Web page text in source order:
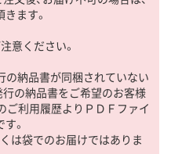
ます。
意ください。
の納品書が同梱されていない
の納品書をご希望のお客様
ご利用履歴よりＰＤＦファイ
。
は袋でのお届けではありま